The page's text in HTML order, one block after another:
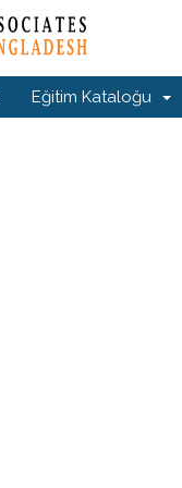
Eğitim Kataloğu